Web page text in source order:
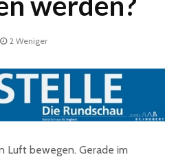
2 Weniger
Luft bewegen. Gerade im